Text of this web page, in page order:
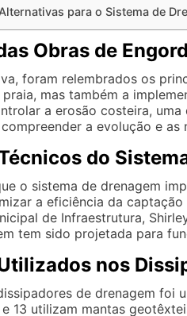
para o Sistema de
Obras de
foram relembrados os
mas também a
a erosão costeira,
a evolução e
do
o sistema de drenagem
a eficiência da
de Infraestrutura,
tem sido projetada para
nos
de drenagem foi
13 utilizam mantas